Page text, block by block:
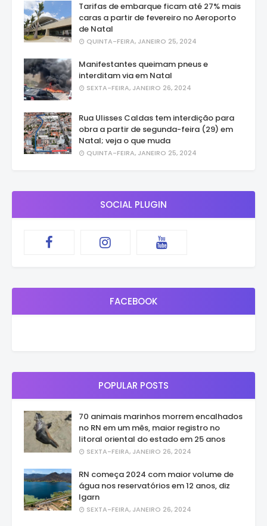
Tarifas de embarque ficam até 27% mais
caras a partir de fevereiro no Aeroporto
de Natal
QUINTA-FEIRA, JANEIRO 25, 2024
Manifestantes queimam pneus e
interditam via em Natal
SEXTA-FEIRA, JANEIRO 26, 2024
Rua Ulisses Caldas tem interdição para
obra a partir de segunda-feira (29) em
Natal; veja o que muda
QUINTA-FEIRA, JANEIRO 25, 2024
SOCIAL PLUGIN
FACEBOOK
POPULAR POSTS
70 animais marinhos morrem encalhados
no RN em um mês, maior registro no
litoral oriental do estado em 25 anos
SEXTA-FEIRA, JANEIRO 26, 2024
RN começa 2024 com maior volume de
água nos reservatórios em 12 anos, diz
Igarn
SEXTA-FEIRA, JANEIRO 26, 2024